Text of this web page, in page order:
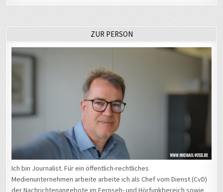
ZUR PERSON
Ich bin Journalist. Für ein öffentlich-rechtliches
Medienunternehmen arbeite arbeite ich als Chef vom Dienst (CvD)
der Nachrichtenangebote im Fernseh- und Hörfunkbereich sowie